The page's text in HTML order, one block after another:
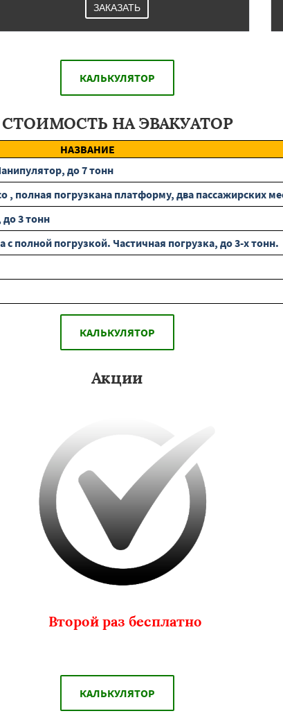
ЗАКАЗАТЬ
КАЛЬКУЛЯТОР
СТОИМОСТЬ НА ЭВАКУАТОР
НАЗВАНИЕ
до 7 тонн
, полная погрузкана платформу, два пассажирских
до 3 тонн
полной погрузкой. Частичная погрузка, до 3-х тонн.
КАЛЬКУЛЯТОР
Акции
Второй раз бесплатно
КАЛЬКУЛЯТОР